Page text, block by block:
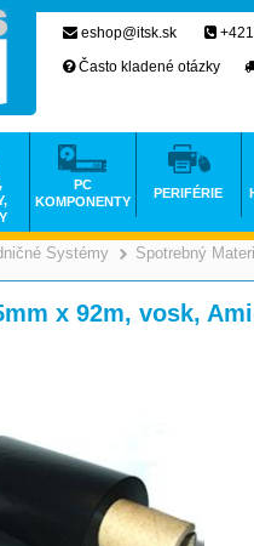
Systémy Spotrebný
x 92m, vosk,
eshop@itsk.sk
Často kladené otázky
PC
KOMPONENTY
PERIFÉRIE